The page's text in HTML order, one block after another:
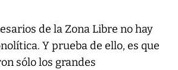
de la Zona Libre no hay
Y prueba de ello, es que
sólo los grandes